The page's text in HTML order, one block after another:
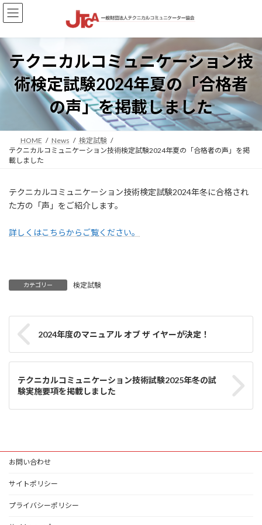
コ
ン
ン
ツ
ス
キ
ナ
ビ
ー
シ
ン
に
テクニカルコミュニケーション技
術検定試験2024年夏の「合格者
の声」を掲載しました
HOME News
検定試験
テクニカルコミュニケーション技術検定試験2024年夏の「合格者の声」を掲
載しました
テクニカルコミュニケーション技術検定試験2024年冬に合格され
た方の「声」をご紹介します。
詳しくはこちらからご覧ください。
カテゴリー 検定試験
2024年度のマニュアル オブ ザ イヤーが決定！
テクニカルコミュニケーション技術試験2025年冬の試
験実施要項を掲載しました
お問い合わせ
サイトポリシー
プライバシーポリシー